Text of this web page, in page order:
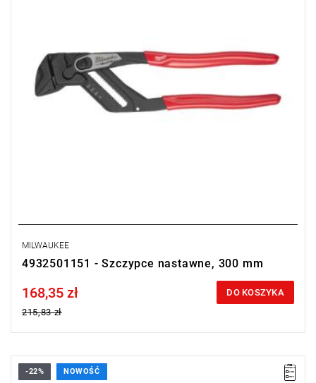
MILWAUKEE
4932501151 - Szczypce nastawne, 300 mm
Price tax included
168,35 zł
215,83 zł
DO KOSZYKA
-22% NOWOŚĆ